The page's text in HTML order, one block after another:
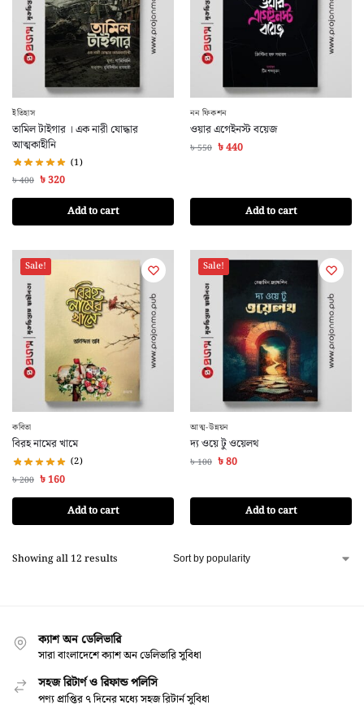
ইতিহাস
তামিল টাইগার । এক নারী যোদ্ধার
আত্মকাহীনি
(1)
৳400 ৳320
Add to cart
নন ফিকশন
ওয়ার এগেইনস্ট বয়েজ
৳550 ৳440
Add to cart
Sale!
কবিতা
বিরহ নামের খামে
(2)
৳200 ৳160
Add to cart
Sale!
আত্ম-উন্নয়ন
দ্য ওয়ে টু ওয়েলথ
৳100 ৳80
Add to cart
Showing all 12 results
ক্যাশ অন ডেলিভারি
সারা বাংলাদেশে ক্যাশ অন ডেলিভারি সুবিধা
সহজ রিটার্ণ ও রিফান্ড পলিসি
পণ্য প্রাপ্তির ৭ দিনের মধ্যে সহজ রিটার্ন সুবিধা